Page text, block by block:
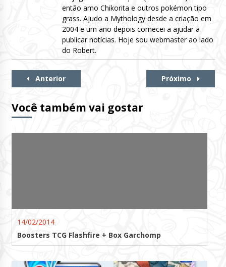
então amo Chikorita e outros pokémon tipo
grass. Ajudo a Mythology desde a criação em
2004 e um ano depois comecei a ajudar a
publicar notícias. Hoje sou webmaster ao lado
do Robert.
Continue
Anterior Próximo
Você também vai gostar
14/02/2014
Boosters TCG Flashfire + Box Garchomp